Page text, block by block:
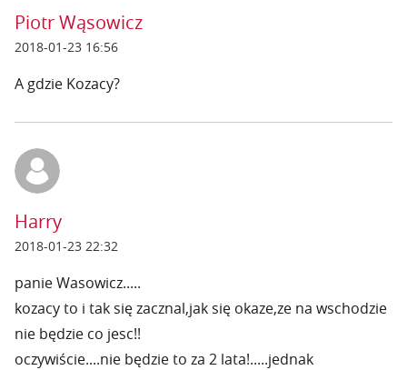
Piotr Wąsowicz
2018-01-23 16:56
A gdzie Kozacy?
Harry
2018-01-23 22:32
panie Wasowicz.....
kozacy to i tak się zacznal,jak się okaze,ze na wschodzie
nie będzie co jesc!!
oczywiście....nie będzie to za 2 lata!.....jednak